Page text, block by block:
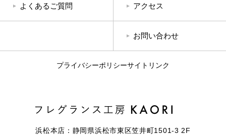
よくあるご質問 アクセス
お問い合わせ
プライバシーポリシーサイトリンク
浜松本店：静岡県浜松市東区笠井町1501-3 2F